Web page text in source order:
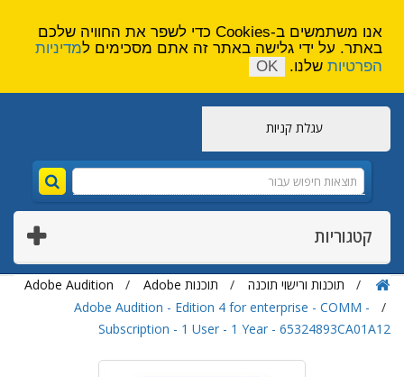
עגלת קניות
קטגוריות
תוכנות ורישוי תוכנה תוכנות Adobe
Adobe Audition
Adobe Audition - Edition 4 for enterprise - COMM -
Subscription - 1 User - 1 Year - 65324893CA01A12
אנו משתמשים ב-Cookies כדי לשפר את החוויה שלכם
באתר. על ידי גלישה באתר זה אתם מסכימים למדיניות
הפרטיות שלנו. OK